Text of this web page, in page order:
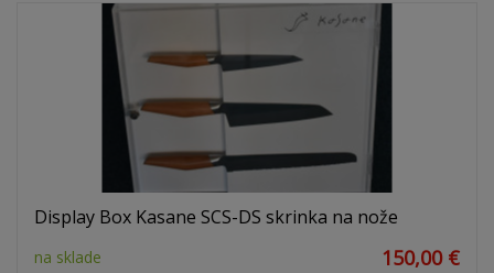
Display Box Kasane SCS-DS skrinka na nože
na sklade 150,00 €